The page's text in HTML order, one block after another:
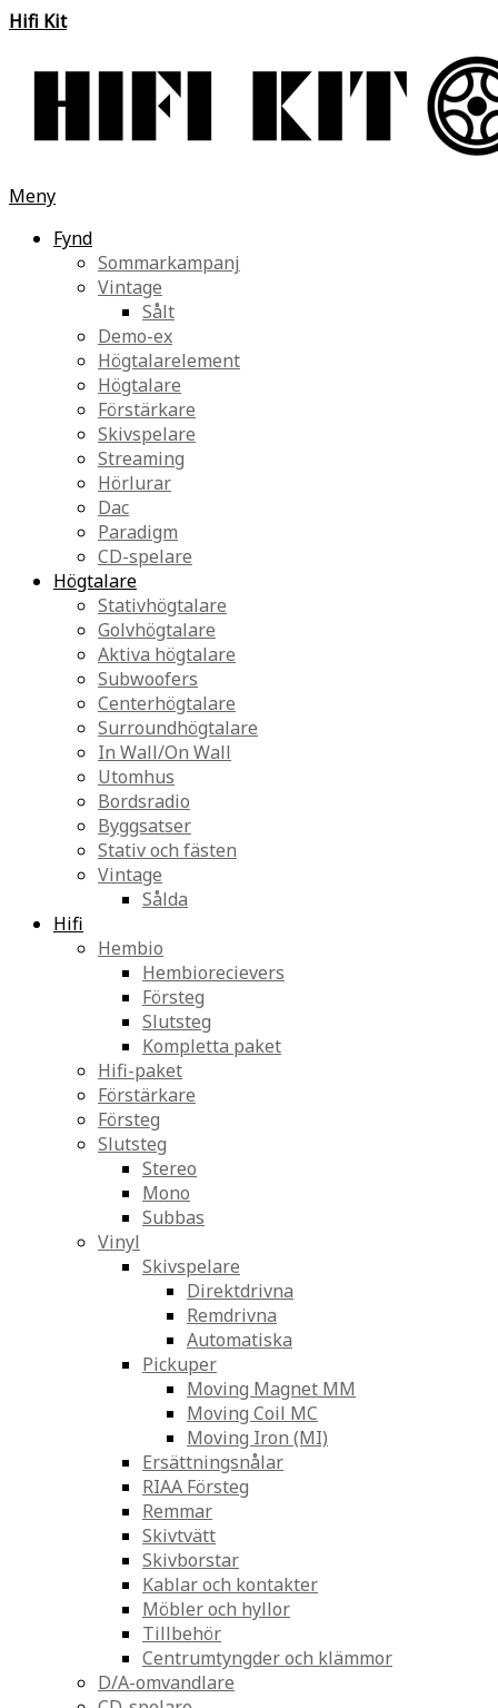
Hifi Kit
Meny
Fynd
Sommarkampanj
Vintage
Sålt
Demo-ex
Högtalarelement
Högtalare
Förstärkare
Skivspelare
Streaming
Hörlurar
Dac
Paradigm
CD-spelare
Högtalare
Stativhögtalare
Golvhögtalare
Aktiva högtalare
Subwoofers
Centerhögtalare
Surroundhögtalare
In Wall/On Wall
Utomhus
Bordsradio
Byggsatser
Stativ och fästen
Vintage
Sålda
Hifi
Hembio
Hembiorecievers
Försteg
Slutsteg
Kompletta paket
Hifi-paket
Förstärkare
Försteg
Slutsteg
Stereo
Mono
Subbas
Vinyl
Skivspelare
Direktdrivna
Remdrivna
Automatiska
Pickuper
Moving Magnet MM
Moving Coil MC
Moving Iron (MI)
Ersättningsnålar
RIAA Försteg
Remmar
Skivtvätt
Skivborstar
Kablar och kontakter
Möbler och hyllor
Tillbehör
Centrumtyngder och klämmor
D/A-omvandlare